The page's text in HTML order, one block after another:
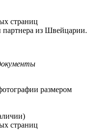
страниц
из Швейцарии.
размером
страниц